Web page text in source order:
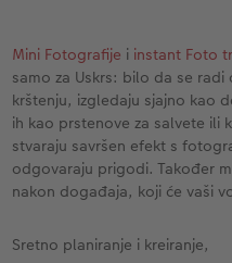
Mini Fotografije i instant Foto
samo za Uskrs: bilo da se
krštenju, izgledaju sjajno kao
ih kao prstenove za salvete ili
stvaraju savršen efekt s
odgovaraju prigodi. Također
nakon događaja, koji će vaši
Sretno planiranje i kreiranje,